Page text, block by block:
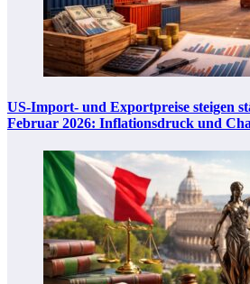
US-Import- und Exportpreise steigen
Februar 2026: Inflationsdruck und